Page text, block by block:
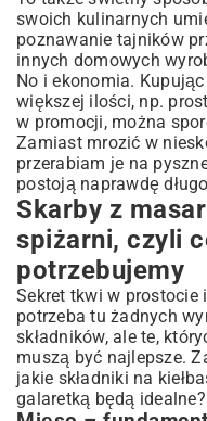
swoich kulinarnych
poznawanie tajników
innych domowych
No i ekonomia.
większej ilości, np.
w promocji, można
Zamiast mrozić w
przerabiam je na
postoją naprawdę
Skarby z
spiżarni, czyli
potrzebujemy
Sekret tkwi w prostocie
potrzeba tu żadnych
składników, ale te,
muszą być najlepsze.
jakie składniki na
galaretką będą